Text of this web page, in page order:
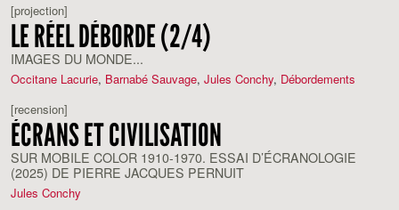
[projection]
LE RÉEL DÉBORDE (2/4)
IMAGES DU MONDE...
Occitane Lacurie, Barnabé Sauvage, Jules Conchy, Débordements
[recension]
ÉCRANS ET CIVILISATION
SUR MOBILE COLOR 1910-1970. ESSAI D’ÉCRANOLOGIE
(2025) DE PIERRE JACQUES PERNUIT
Jules Conchy